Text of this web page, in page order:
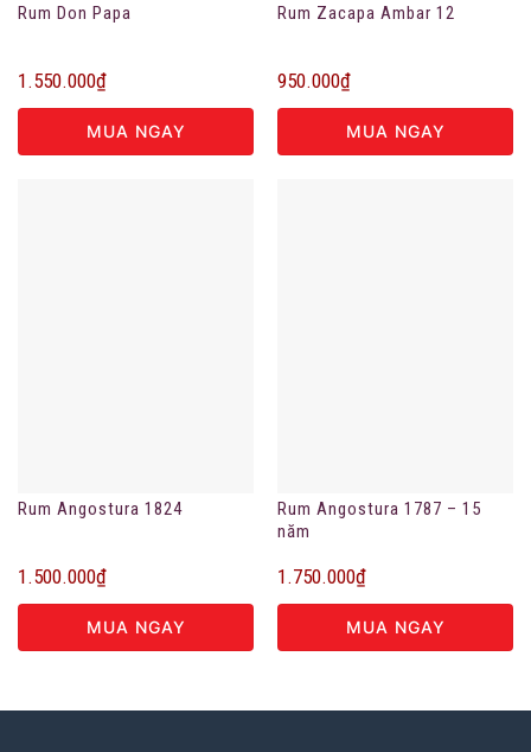
Rum Don Papa
1.550.000₫
MUA NGAY
Rum Zacapa Ambar 12
950.000₫
MUA NGAY
Rum Angostura 1824
1.500.000₫
MUA NGAY
Rum Angostura 1787 – 15
năm
1.750.000₫
MUA NGAY